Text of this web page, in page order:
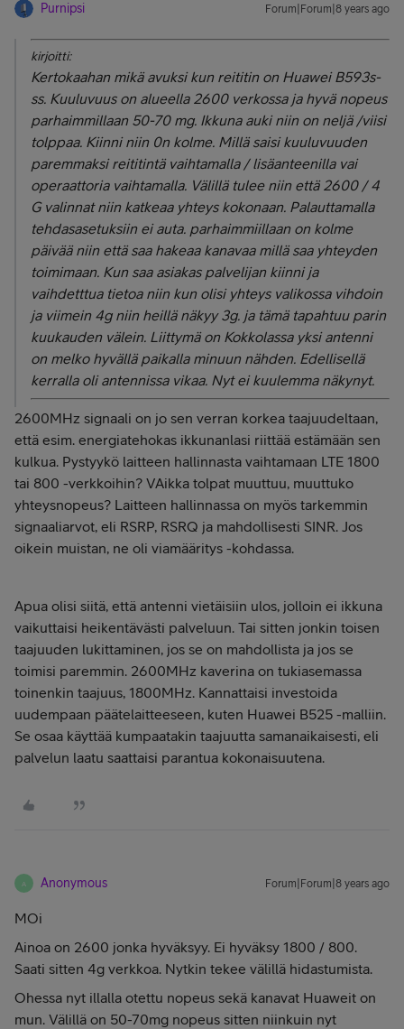
Purnipsi Forum|Forum|8 years ago
kirjoitti:
Kertokaahan mikä avuksi kun reititin on Huawei B593s-
ss. Kuuluvuus on alueella 2600 verkossa ja hyvä nopeus
parhaimmillaan 50-70 mg. Ikkuna auki niin on neljä /viisi
tolppaa. Kiinni niin 0n kolme. Millä saisi kuuluvuuden
paremmaksi reititintä vaihtamalla / lisäanteenilla vai
operaattoria vaihtamalla. Välillä tulee niin että 2600 / 4
G valinnat niin katkeaa yhteys kokonaan. Palauttamalla
tehdasasetuksiin ei auta. parhaimmiillaan on kolme
päivää niin että saa hakeaa kanavaa millä saa yhteyden
toimimaan. Kun saa asiakas palvelijan kiinni ja
vaihdetttua tietoa niin kun olisi yhteys valikossa vihdoin
ja viimein 4g niin heillä näkyy 3g. ja tämä tapahtuu parin
kuukauden välein. Liittymä on Kokkolassa yksi antenni
on melko hyvällä paikalla minuun nähden. Edellisellä
kerralla oli antennissa vikaa. Nyt ei kuulemma näkynyt.
2600MHz signaali on jo sen verran korkea taajuudeltaan,
että esim. energiatehokas ikkunanlasi riittää estämään sen
kulkua. Pystyykö laitteen hallinnasta vaihtamaan LTE 1800
tai 800 -verkkoihin? VAikka tolpat muuttuu, muuttuko
yhteysnopeus? Laitteen hallinnassa on myös tarkemmin
signaaliarvot, eli RSRP, RSRQ ja mahdollisesti SINR. Jos
oikein muistan, ne oli viamääritys -kohdassa.
Apua olisi siitä, että antenni vietäisiin ulos, jolloin ei ikkuna
vaikuttaisi heikentävästi palveluun. Tai sitten jonkin toisen
taajuuden lukittaminen, jos se on mahdollista ja jos se
toimisi paremmin. 2600MHz kaverina on tukiasemassa
toinenkin taajuus, 1800MHz. Kannattaisi investoida
uudempaan päätelaitteeseen, kuten Huawei B525 -malliin.
Se osaa käyttää kumpaatakin taajuutta samanaikaisesti, eli
palvelun laatu saattaisi parantua kokonaisuutena.
A Anonymous Forum|Forum|8 years ago
MOi
Ainoa on 2600 jonka hyväksyy. Ei hyväksy 1800 / 800.
Saati sitten 4g verkkoa. Nytkin tekee välillä hidastumista.
Ohessa nyt illalla otettu nopeus sekä kanavat Huaweit on
mun. Välillä on 50-70mg nopeus sitten niinkuin nyt